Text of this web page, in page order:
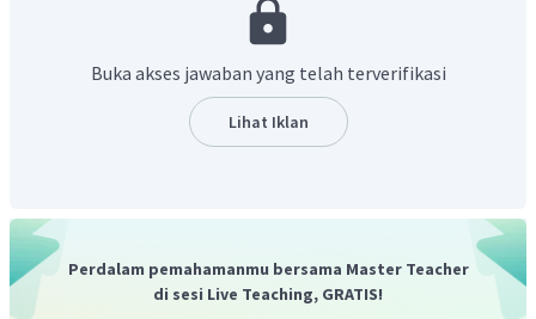
Buka akses jawaban yang telah terverifikasi
Lihat Iklan
Perdalam pemahamanmu bersama Master Teacher
di sesi Live Teaching, GRATIS!